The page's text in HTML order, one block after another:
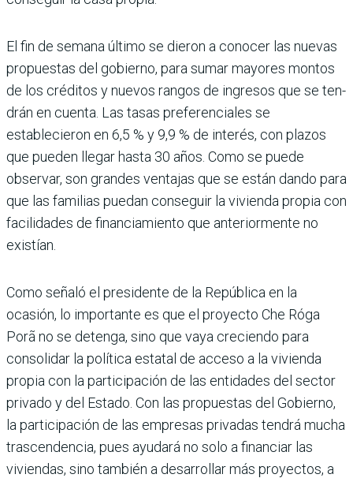
El fin de semana último se dieron a cono­cer las nuevas
propuestas del gobierno, para sumar mayores montos
de los crédi­tos y nuevos rangos de ingresos que se ten­
drán en cuenta. Las tasas preferenciales se
establecieron en 6,5 % y 9,9 % de interés, con plazos
que pueden llegar hasta 30 años. Como se puede
observar, son grandes ven­tajas que se están dando para
que las fami­lias puedan conseguir la vivienda propia con
facilidades de financiamiento que ante­riormente no
existían.
Como señaló el presidente de la República en la
ocasión, lo importante es que el pro­yecto Che Róga
Porã no se detenga, sino que vaya creciendo para
consolidar la política estatal de acceso a la vivienda
propia con la participación de las entidades del sec­tor
privado y del Estado. Con las propues­tas del Gobierno,
la participación de las empresas privadas tendrá mucha
trascen­dencia, pues ayudará no solo a financiar las
viviendas, sino también a desarrollar más proyectos, a